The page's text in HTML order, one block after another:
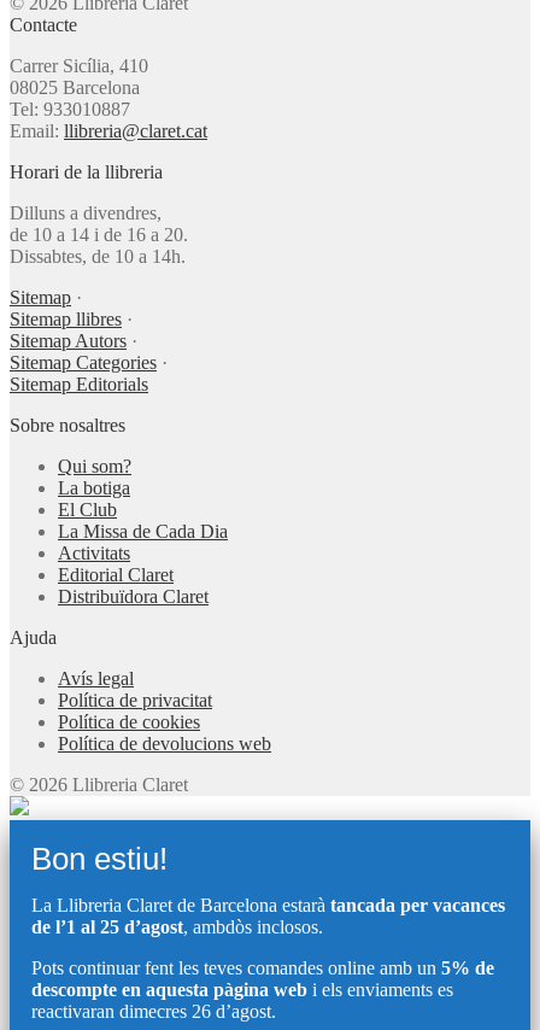
Contacte
Carrer Sicília, 410
08025 Barcelona
Tel: 933010887
Email: llibreria@claret.cat
Horari de la llibreria
Dilluns a divendres,
de 10 a 14 i de 16 a 20.
Dissabtes, de 10 a 14h.
Sitemap ·
Sitemap llibres ·
Sitemap Autors ·
Sitemap Categories ·
Sitemap Editorials
Sobre nosaltres
Qui som?
La botiga
El Club
La Missa de Cada Dia
Activitats
Editorial Claret
Distribuïdora Claret
Ajuda
Avís legal
Política de privacitat
Política de cookies
Política de devolucions web
© 2026 Llibreria Claret
Bon estiu!
La Llibreria Claret de Barcelona estarà tancada per vacances
de l’1 al 25 d’agost, ambdòs inclosos.
Pots continuar fent les teves comandes online amb un 5% de
descompte en aquesta pàgina web i els enviaments es
reactivaran dimecres 26 d’agost.